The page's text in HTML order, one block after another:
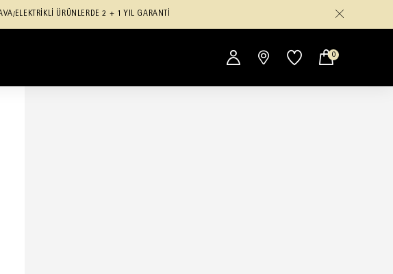
/ELEKTRİKLİ ÜRÜNLERDE 2 + 1 YIL GARANTİ
0